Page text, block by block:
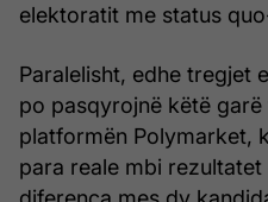
elektoratit me status
Paralelisht, edhe tregjet
po pasqyrojnë këtë garë
platformën Polymarket,
para reale mbi